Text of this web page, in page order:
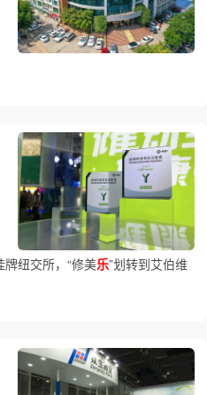
纽交所，“修美乐”划转到艾伯维